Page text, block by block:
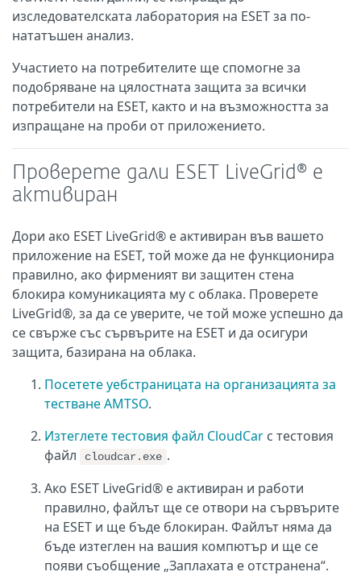
изследователската лаборатория на ESET за по-
нататъшен анализ.
Участието на потребителите ще спомогне за
подобряване на цялостната защита за всички
потребители на ESET, както и на възможността за
изпращане на проби от приложението.
Проверете дали ESET LiveGrid® е
активиран
Дори ако ESET LiveGrid® е активиран във вашето
приложение на ESET, той може да не функционира
правилно, ако фирменият ви защитен стена
блокира комуникацията му с облака. Проверете
LiveGrid®, за да се уверите, че той може успешно да
се свърже със сървърите на ESET и да осигури
защита, базирана на облака.
Посетете уебстраницата на организацията за
тестване AMTSO.
Изтеглете тестовия файл CloudCar с тестовия
файл
cloudcar.exe .
Ако ESET LiveGrid® е активиран и работи
правилно, файлът ще се отвори на сървърите
на ESET и ще бъде блокиран. Файлът няма да
бъде изтеглен на вашия компютър и ще се
появи съобщение „Заплахата е отстранена“.